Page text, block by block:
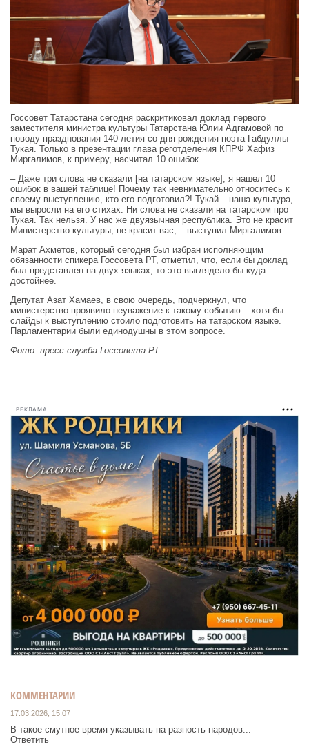
Госсовет Татарстана сегодня раскритиковал доклад первого
заместителя министра культуры Татарстана Юлии Адгамовой по
поводу празднования 140-летия со дня рождения поэта Габдуллы
Тукая. Только в презентации глава реготделения КПРФ Хафиз
Миргалимов, к примеру, насчитал 10 ошибок.
– Даже три слова не сказали [на татарском языке], я нашел 10
ошибок в вашей таблице! Почему так невнимательно относитесь к
своему выступлению, кто его подготовил?! Тукай – наша культура,
мы выросли на его стихах. Ни слова не сказали на татарском про
Тукая. Так нельзя. У нас же двуязычная республика. Это не красит
Министерство культуры, не красит вас, – выступил Миргалимов.
Марат Ахметов, который сегодня был избран исполняющим
обязанности спикера Госсовета РТ, отметил, что, если бы доклад
был представлен на двух языках, то это выглядело бы куда
достойнее.
Депутат Азат Хамаев, в свою очередь, подчеркнул, что
министерство проявило неуважение к такому событию – хотя бы
слайды к выступлению стоило подготовить на татарском языке.
Парламентарии были единодушны в этом вопросе.
Фото: пресс-служба Госсовета РТ
РЕКЛАМА
КОММЕНТАРИИ
17.03.2026, 15:07
В такое смутное время указывать на разность народов...
Ответить